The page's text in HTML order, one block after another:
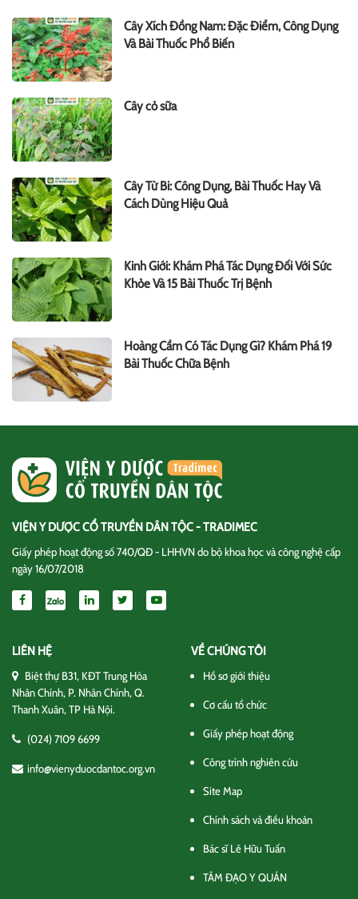
Cây Xích Đồng Nam: Đặc Điểm, Công Dụng
Và Bài Thuốc Phổ Biến
Cây cỏ sữa
Cây Từ Bi: Công Dụng, Bài Thuốc Hay Và
Cách Dùng Hiệu Quả
Kinh Giới: Khám Phá Tác Dụng Đối Với Sức
Khỏe Và 15 Bài Thuốc Trị Bệnh
Hoàng Cầm Có Tác Dụng Gì? Khám Phá 19
Bài Thuốc Chữa Bệnh
VIỆN Y DƯỢC CỔ TRUYỀN DÂN TỘC - TRADIMEC
Giấy phép hoạt động số 740/QĐ - LHHVN do bộ khoa học và công nghệ cấp
ngày 16/07/2018
LIÊN HỆ
Biệt thự B31, KĐT Trung Hòa
Nhân Chính, P. Nhân Chính, Q.
Thanh Xuân, TP Hà Nội.
(024) 7109 6699
info@vienyduocdantoc.org.vn
VỀ CHÚNG TÔI
Hồ sơ giới thiệu
Cơ cấu tổ chức
Giấy phép hoạt động
Công trình nghiên cứu
Site Map
Chính sách và điều khoản
Bác sĩ Lê Hữu Tuấn
TÂM ĐẠO Y QUÁN